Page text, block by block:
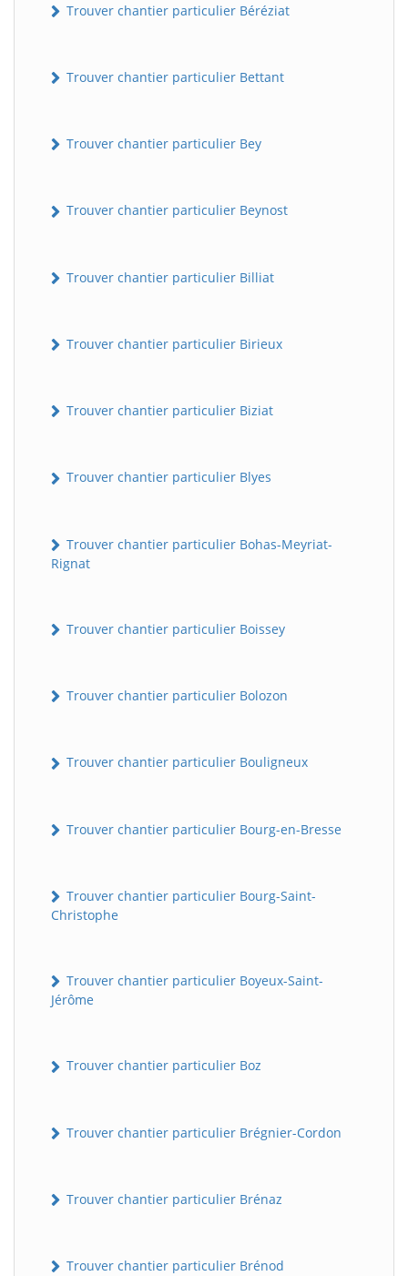
Trouver chantier particulier Béréziat
Trouver chantier particulier Bettant
Trouver chantier particulier Bey
Trouver chantier particulier Beynost
Trouver chantier particulier Billiat
Trouver chantier particulier Birieux
Trouver chantier particulier Biziat
Trouver chantier particulier Blyes
Trouver chantier particulier Bohas-Meyriat-
Rignat
Trouver chantier particulier Boissey
Trouver chantier particulier Bolozon
Trouver chantier particulier Bouligneux
Trouver chantier particulier Bourg-en-Bresse
Trouver chantier particulier Bourg-Saint-
Christophe
Trouver chantier particulier Boyeux-Saint-
Jérôme
Trouver chantier particulier Boz
Trouver chantier particulier Brégnier-Cordon
Trouver chantier particulier Brénaz
Trouver chantier particulier Brénod